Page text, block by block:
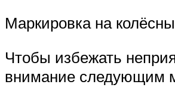
Маркировка на
Чтобы избежать
внимание следующим